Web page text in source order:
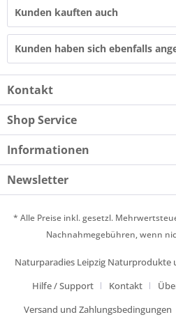
Kunden kauften auch
Kunden haben sich ebenfalls
Kontakt
Shop Service
Informationen
Newsletter
* Alle Preise inkl. gesetzl.
Nachnahmegebühren, wenn
Naturparadies Leipzig Naturprodukte
Hilfe / Support
Kontakt
Versand und Zahlungsbedingungen